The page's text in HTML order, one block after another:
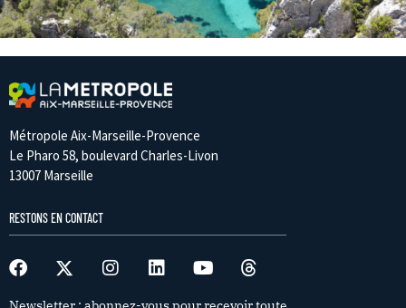
Métropole Aix-Marseille-Provence
Le Pharo 58, boulevard Charles-Livon
13007 Marseille
RESTONS EN CONTACT